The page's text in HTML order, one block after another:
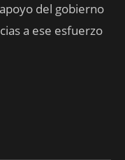
del gobierno
a ese esfuerzo